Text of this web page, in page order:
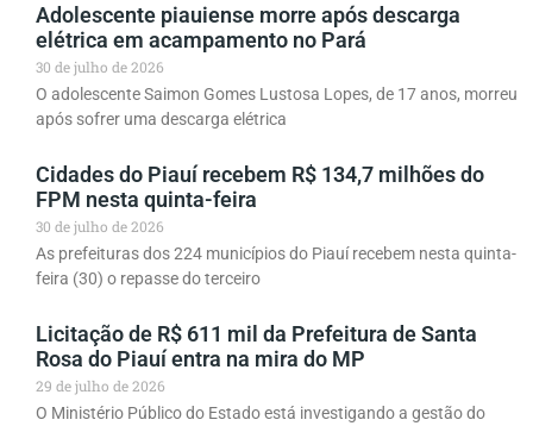
Adolescente piauiense morre após descarga
elétrica em acampamento no Pará
30 de julho de 2026
O adolescente Saimon Gomes Lustosa Lopes, de 17 anos, morreu
após sofrer uma descarga elétrica
Cidades do Piauí recebem R$ 134,7 milhões do
FPM nesta quinta-feira
30 de julho de 2026
As prefeituras dos 224 municípios do Piauí recebem nesta quinta-
feira (30) o repasse do terceiro
Licitação de R$ 611 mil da Prefeitura de Santa
Rosa do Piauí entra na mira do MP
29 de julho de 2026
O Ministério Público do Estado está investigando a gestão do